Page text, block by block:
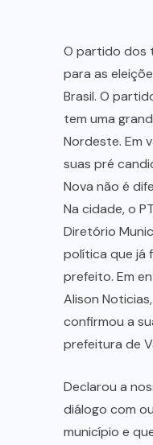
O partido dos
para as
Brasil. O
tem uma
Nordeste. Em
suas pré
Nova não é
Na cidade, o
Diretório
política que já
prefeito. Em
Alison
confirmou a
prefeitura de
Declarou a
diálogo com
município e